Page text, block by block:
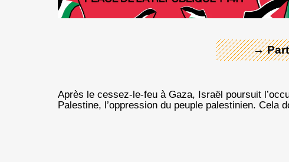
→
Après le cessez-le-feu à Gaza, Israël poursuit
Palestine, l’oppression du peuple palestinien. Cela